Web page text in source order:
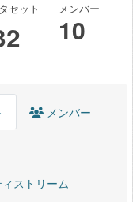
セット メンバー
10
メンバー
ストリーム